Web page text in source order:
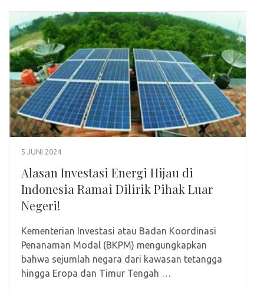
5 JUNI 2024
Alasan Investasi Energi Hijau di
Indonesia Ramai Dilirik Pihak Luar
Negeri!
Kementerian Investasi atau Badan Koordinasi
Penanaman Modal (BKPM) mengungkapkan
bahwa sejumlah negara dari kawasan tetangga
hingga Eropa dan Timur Tengah …